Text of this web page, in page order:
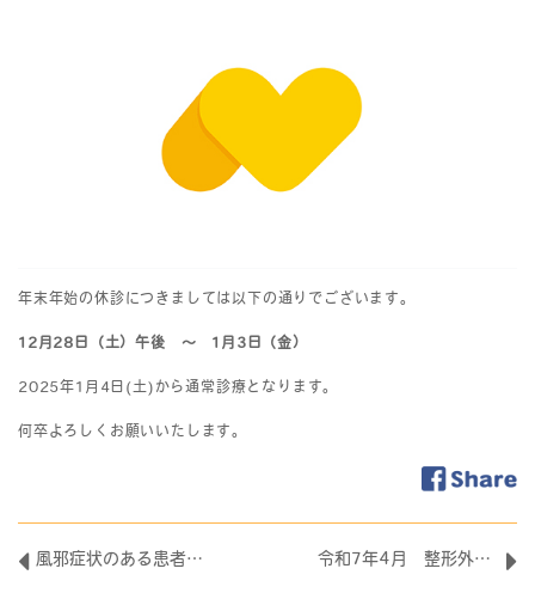
年末年始の休診につきましては以下の通りでございます。
12月28日（土）午後 ～ 1月3日（金）
2025年1月4日(土)から通常診療となります。
何卒よろしくお願いいたします。
風邪症状のある患者様へ 令和7年4月 整形外科新診察のお知らせ